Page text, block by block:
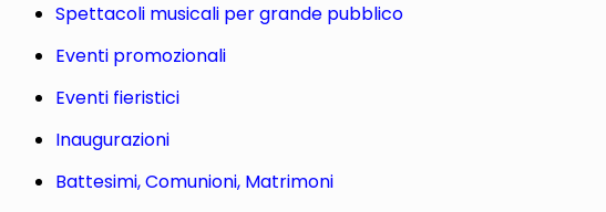
Spettacoli musicali per grande pubblico
Eventi promozionali
Eventi fieristici
Inaugurazioni
Battesimi, Comunioni, Matrimoni